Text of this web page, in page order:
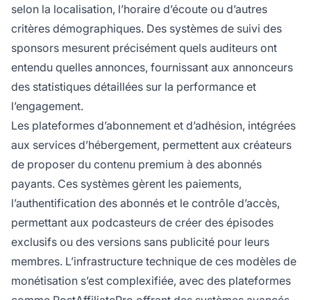
selon la localisation, l’horaire d’écoute ou d’autres
critères démographiques. Des systèmes de suivi des
sponsors mesurent précisément quels auditeurs ont
entendu quelles annonces, fournissant aux annonceurs
des statistiques détaillées sur la performance et
l’engagement.
Les plateformes d’abonnement et d’adhésion, intégrées
aux services d’hébergement, permettent aux créateurs
de proposer du contenu premium à des abonnés
payants. Ces systèmes gèrent les paiements,
l’authentification des abonnés et le contrôle d’accès,
permettant aux podcasteurs de créer des épisodes
exclusifs ou des versions sans publicité pour leurs
membres. L’infrastructure technique de ces modèles de
monétisation s’est complexifiée, avec des plateformes